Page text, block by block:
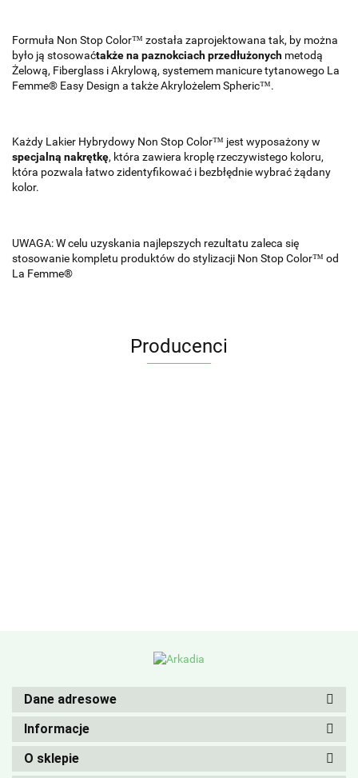
Formuła Non Stop Color™ została zaprojektowana tak, by można
było ją stosowaćtakże na paznokciach przedłużonych metodą
Żelową, Fiberglass i Akrylową, systemem manicure tytanowego La
Femme® Easy Design a także Akrylożelem Spheric™.
Każdy Lakier Hybrydowy Non Stop Color™ jest wyposażony w
specjalną nakrętkę, która zawiera kroplę rzeczywistego koloru,
która pozwala łatwo zidentyfikować i bezbłędnie wybrać żądany
kolor.
UWAGA: W celu uzyskania najlepszych rezultatu zaleca się
stosowanie kompletu produktów do stylizacji Non Stop Color™ od
La Femme®
Producenci
Dane adresowe
Informacje
O sklepie